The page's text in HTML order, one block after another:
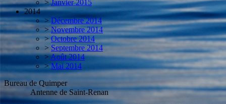
> Janvier 2015
2014
> Décembre 2014
> Novembre 2014
> Octobre 2014
> Septembre 2014
>Août 2014
> Mai 2014
Bureau de Quimper
Antenne de Saint-Renan